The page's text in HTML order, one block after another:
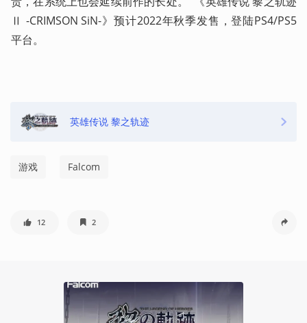
Ⅱ -CRIMSON SiN-》预计2022年秋季发售，登陆PS4/PS5
平台。
英雄传说 黎之轨迹
游戏 Falcom
12 2